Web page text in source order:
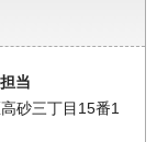
当
砂三丁目15番1